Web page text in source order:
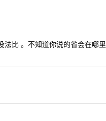
比 。不知道你说的省会在哪